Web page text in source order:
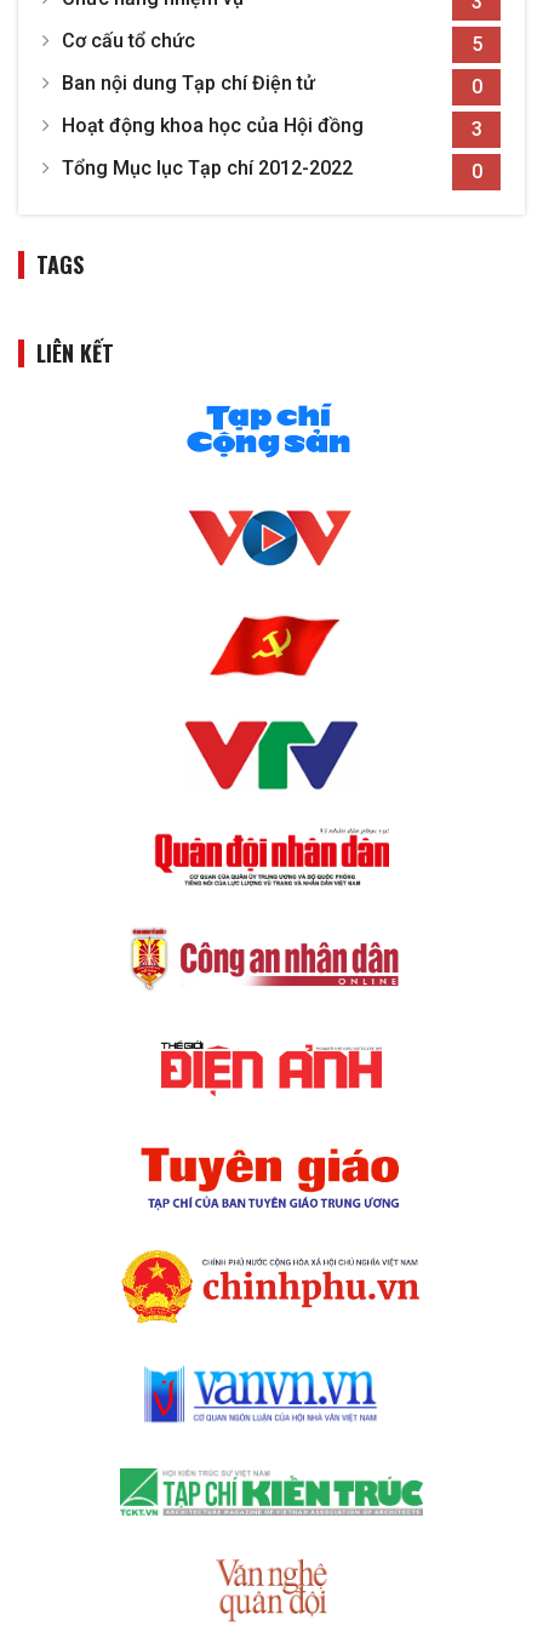
Giải B của Hội
đồng Lý luận, phê bình văn học, nghệ
thuật Trung ương cho công trình:
“Mấy vấn đề văn hóa: Suy nghĩ và đối
Cơ cấu tổ chức
5
Ban nội dung Tạp chí Điện tử
0
Hoạt động khoa học của Hội đồng
3
Tổng Mục lục Tạp chí 2012-2022
0
TAGS
LIÊN KẾT